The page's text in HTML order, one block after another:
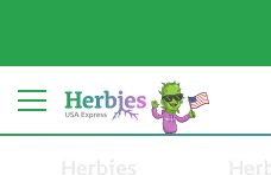
Dein Land: Vereinigte Staaten